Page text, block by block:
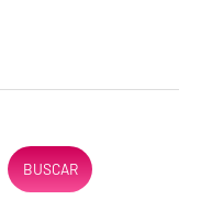
BUSCAR